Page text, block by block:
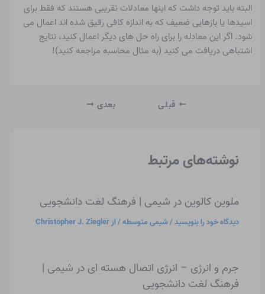
البته باید توجه داشت که اینها معادلات تقریبی هستند که فقط برای
اسیدها یا بازهایی ضعیف که به اندازه کافی رقیق شده اند اعمال می
شود. اگر این معادله را برای راه حل های دیگر اعمال کنید، نتایج
اشتباهی دریافت می کنید (به مثال محاسبه مراجعه کنید)!
قبلی بعدی
نوشته‌های مرتبط
ملوین کالوین در شیمی | فرهنگ لغت دانشجویی
دیدگاه‌ خود را بنویسید/شیمی متوسطه/ از Christopher J. Ziegler
جرم و انرژی – انرژی اتصال هسته ای در شیمی |
فرهنگ لغت دانشجویی